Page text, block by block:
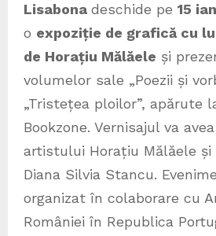
Lisabona deschide pe 15
o expoziție de grafică cu
de Horațiu Mălăele și
volumelor sale „Poezii și
„Tristețea ploilor”, apărute
Bookzone. Vernisajul va
artistului Horațiu Mălăele și
Diana Silvia Stancu.
organizat în colaborare cu
României în Republica